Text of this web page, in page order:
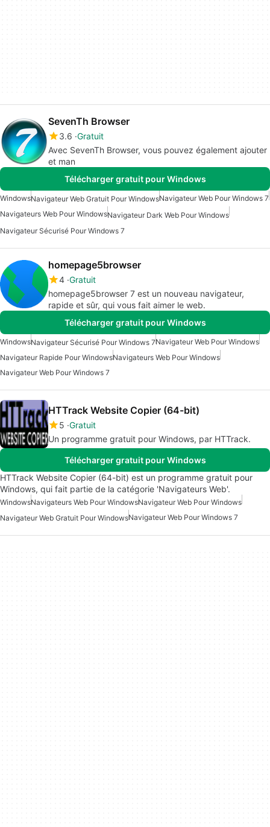
SevenTh Browser
3.6 Gratuit
Avec SevenTh Browser, vous pouvez également ajouter
et man
Télécharger gratuit pour Windows
WindowsNavigateur Web Gratuit Pour WindowsNavigateur Web Pour Windows 7
Navigateurs Web Pour WindowsNavigateur Dark Web Pour Windows
Navigateur Sécurisé Pour Windows 7
homepage5browser
4 Gratuit
homepage5browser 7 est un nouveau navigateur,
rapide et sûr, qui vous fait aimer le web.
Télécharger gratuit pour Windows
WindowsNavigateur Sécurisé Pour Windows 7Navigateur Web Pour Windows
Navigateur Rapide Pour WindowsNavigateurs Web Pour Windows
Navigateur Web Pour Windows 7
HTTrack Website Copier (64-bit)
5 Gratuit
Un programme gratuit pour Windows, par HTTrack.
Télécharger gratuit pour Windows
HTTrack Website Copier (64-bit) est un programme gratuit pour
Windows, qui fait partie de la catégorie 'Navigateurs Web'.
WindowsNavigateurs Web Pour WindowsNavigateur Web Pour Windows
Navigateur Web Gratuit Pour WindowsNavigateur Web Pour Windows 7